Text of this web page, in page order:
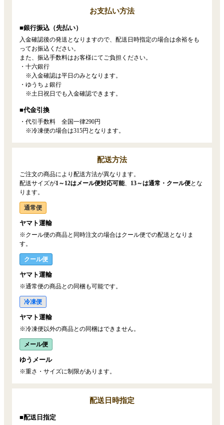
お支払い方法
■銀行振込（先払い）
入金確認後の発送となりますので、配送日時指定の場合は余裕をも
ってお振込ください。
また、振込手数料はお客様にてご負担ください。
・十六銀行
※入金確認は平日のみとなります。
・ゆうちょ銀行
※土日祝日でも入金確認できます。
■代金引換
・代引手数料 全国一律290円
※冷凍便の場合は315円となります。
配送方法
ご注文の商品により配送方法が異なります。
配送サイズが1～12はメール便対応可能、 13～は通常・クール便とな
ります。
通常便
ヤマト運輸
※クール便の商品と同時注文の場合はクール便での配送となりま
す。
クール便
ヤマト運輸
※通常便の商品との同梱も可能です。
冷凍便
ヤマト運輸
※冷凍便以外の商品との同梱はできません。
メール便
ゆうメール
※重さ・サイズに制限があります。
配送日時指定
■配送日指定